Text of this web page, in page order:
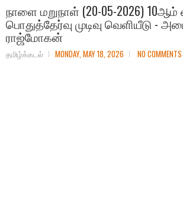
நாளை மறுநாள் (20-05-2026) 10ஆம்
பொதுத்தேர்வு முடிவு வெளியீடு -
ராஜ்மோகன்
தமிழ்க்கடல் MONDAY, MAY 18, 2026 NO COMMENTS